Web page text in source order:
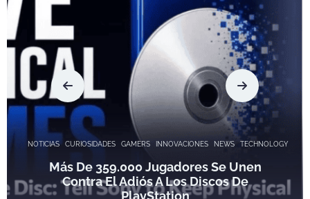
NOTICIAS CURIOSIDADES GAMERS INNOVACIONES NEWS TECHNOLOGY
Más De 359.000 Jugadores Se Unen
Contra El Adiós A Los Discos De